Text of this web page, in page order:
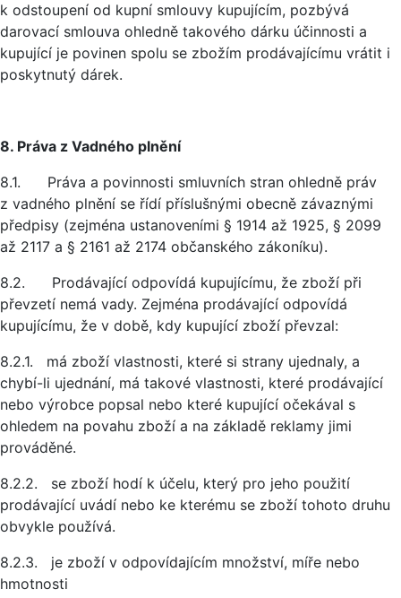
k odstoupení od kupní smlouvy kupujícím, pozbývá
darovací smlouva ohledně takového dárku účinnosti a
kupující je povinen spolu se zbožím prodávajícímu vrátit i
poskytnutý dárek.
8. Práva z Vadného plnění
8.1. Práva a povinnosti smluvních stran ohledně práv
z vadného plnění se řídí příslušnými obecně závaznými
předpisy (zejména ustanoveními § 1914 až 1925, § 2099
až 2117 a § 2161 až 2174 občanského zákoníku).
8.2. Prodávající odpovídá kupujícímu, že zboží při
převzetí nemá vady. Zejména prodávající odpovídá
kupujícímu, že v době, kdy kupující zboží převzal:
8.2.1. má zboží vlastnosti, které si strany ujednaly, a
chybí-li ujednání, má takové vlastnosti, které prodávající
nebo výrobce popsal nebo které kupující očekával s
ohledem na povahu zboží a na základě reklamy jimi
prováděné.
8.2.2. se zboží hodí k účelu, který pro jeho použití
prodávající uvádí nebo ke kterému se zboží tohoto druhu
obvykle používá.
8.2.3. je zboží v odpovídajícím množství, míře nebo
hmotnosti